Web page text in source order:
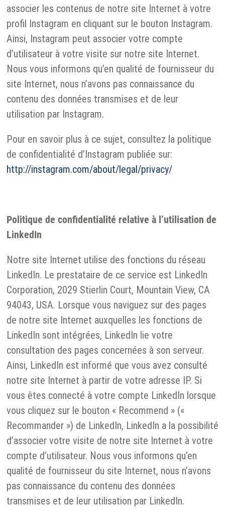
associer les contenus de notre site Internet à votre
profil Instagram en cliquant sur le bouton Instagram.
Ainsi, Instagram peut associer votre compte
d’utilisateur à votre visite sur notre site Internet.
Nous vous informons qu’en qualité de fournisseur du
site Internet, nous n’avons pas connaissance du
contenu des données transmises et de leur
utilisation par Instagram.
Pour en savoir plus à ce sujet, consultez la politique
de confidentialité d’Instagram publiée sur:
http://instagram.com/about/legal/privacy/
Politique de confidentialité relative à l’utilisation de
LinkedIn
Notre site Internet utilise des fonctions du réseau
LinkedIn. Le prestataire de ce service est LinkedIn
Corporation, 2029 Stierlin Court, Mountain View, CA
94043, USA. Lorsque vous naviguez sur des pages
de notre site Internet auxquelles les fonctions de
LinkedIn sont intégrées, LinkedIn lie votre
consultation des pages concernées à son serveur.
Ainsi, LinkedIn est informé que vous avez consulté
notre site Internet à partir de votre adresse IP. Si
vous êtes connecté à votre compte LinkedIn lorsque
vous cliquez sur le bouton « Recommend » («
Recommander ») de LinkedIn, LinkedIn a la possibilité
d’associer votre visite de notre site Internet à votre
compte d’utilisateur. Nous vous informons qu’en
qualité de fournisseur du site Internet, nous n’avons
pas connaissance du contenu des données
transmises et de leur utilisation par LinkedIn.